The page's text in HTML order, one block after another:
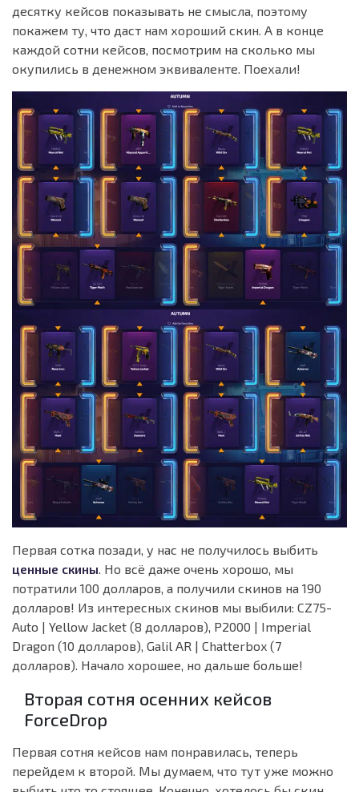
десятку кейсов показывать не смысла, поэтому
покажем ту, что даст нам хороший скин. А в конце
каждой сотни кейсов, посмотрим на сколько мы
окупились в денежном эквиваленте. Поехали!
Первая сотка позади, у нас не получилось выбить
ценные скины. Но всё даже очень хорошо, мы
потратили 100 долларов, а получили скинов на 190
долларов! Из интересных скинов мы выбили: CZ75-
Auto | Yellow Jacket (8 долларов), P2000 | Imperial
Dragon (10 долларов), Galil AR | Chatterbox (7
долларов). Начало хорошее, но дальше больше!
Вторая сотня осенних кейсов
ForceDrop
Первая сотня кейсов нам понравилась, теперь
перейдем к второй. Мы думаем, что тут уже можно